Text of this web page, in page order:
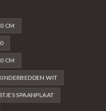
CM
CM
WIT
SPAANPLAAT